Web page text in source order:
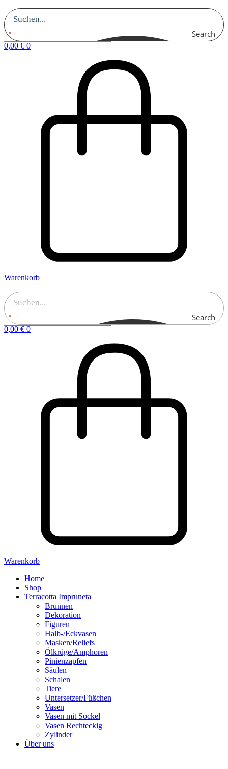
Search
0,00 € 0
Warenkorb
Search
0,00 € 0
Warenkorb
Home
Shop
Terracotta Impruneta
Brunnen
Dekoration
Figuren
Halb-/Eckvasen
Masken/Reliefs
Ölkrüge/Amphoren
Pinienzapfen
Säulen
Schalen
Tiere
Untersetzer/Füßchen
Vasen
Vasen mit Sockel
Vasen Rechteckig
Zylinder
Über uns